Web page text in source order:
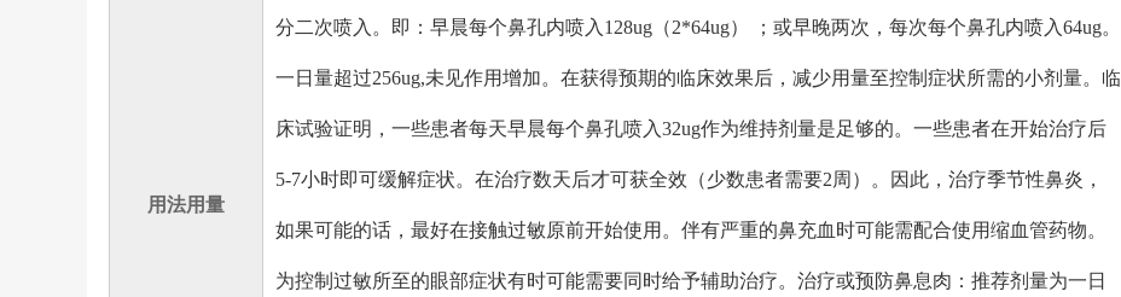
用法用量
分二次喷入。即：早晨每个鼻孔内喷入128ug（2*64ug） ；或早晚两次，每次每个鼻孔内喷入64ug。
一日量超过256ug,未见作用增加。在获得预期的临床效果后，减少用量至控制症状所需的小剂量。临
床试验证明，一些患者每天早晨每个鼻孔喷入32ug作为维持剂量是足够的。一些患者在开始治疗后
5-7小时即可缓解症状。在治疗数天后才可获全效（少数患者需要2周）。因此，治疗季节性鼻炎，
如果可能的话，最好在接触过敏原前开始使用。伴有严重的鼻充血时可能需配合使用缩血管药物。
为控制过敏所至的眼部症状有时可能需要同时给予辅助治疗。治疗或预防鼻息肉：推荐剂量为一日